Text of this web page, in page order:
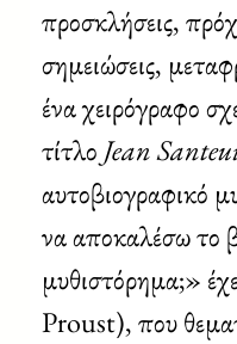
προσκλήσεις,
σημειώσεις,
ένα χειρόγραφο
τίτλο Jean
αυτοβιογραφικό
να αποκαλέσω το
μυθιστόρημα;»
Proust), που